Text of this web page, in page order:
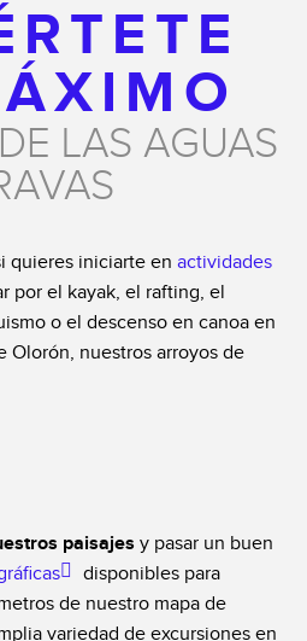
LAS AGUAS
quieres iniciarte en actividades
por el kayak, el rafting, el
o el descenso en canoa en
Olorón, nuestros arroyos de
paisajes y pasar un buen
disponibles para
de nuestro mapa de
variedad de excursiones en